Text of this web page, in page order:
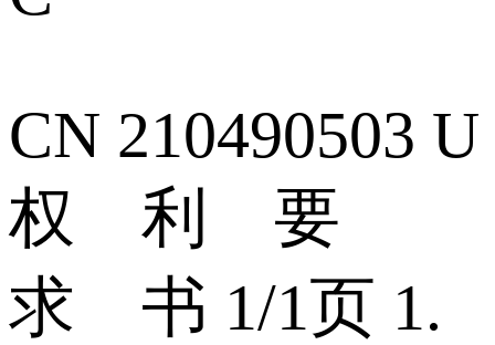
CN 210490503 U
权 利 要
求 书 1/1页 1.